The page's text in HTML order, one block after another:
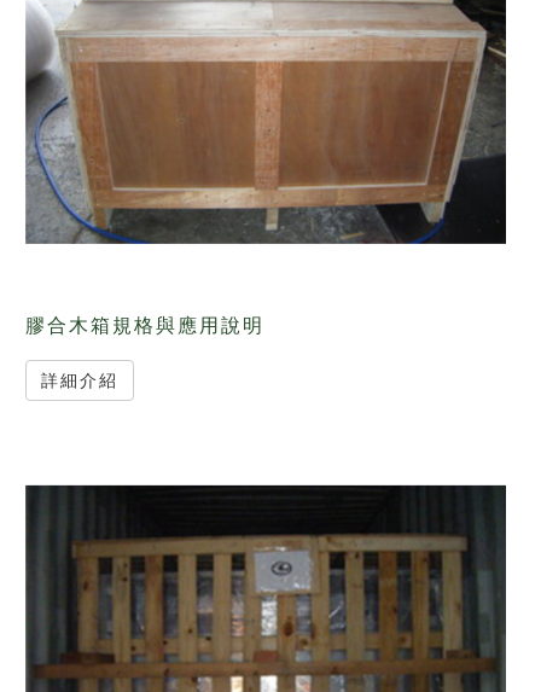
膠合木箱規格與應用說明
詳細介紹